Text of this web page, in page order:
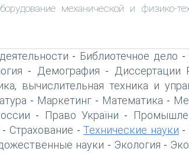
механической и физико-
- Библиотечное дело -
- Демография - Диссертации
вычислительная техника и
- Маркетинг - Математика -
- Право України -
- Страхование -Технические науки -
науки - Экология -